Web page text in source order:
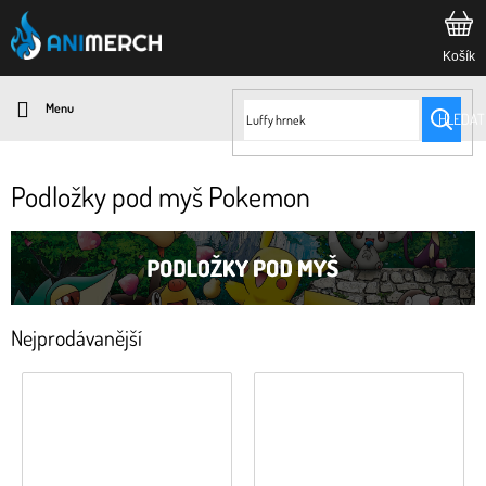
Přejít
na
obsah
HLEDAT
Podložky pod myš Pokemon
Nejprodávanější